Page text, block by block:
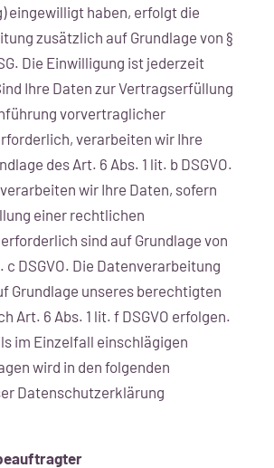
eingewilligt haben, erfolgt die
zusätzlich auf Grundlage von §
Die Einwilligung ist jederzeit
Ihre Daten zur Vertragserfüllung
vorvertraglicher
verarbeiten wir Ihre
des Art. 6 Abs. 1 lit. b DSGVO.
wir Ihre Daten, sofern
einer rechtlichen
sind auf Grundlage von
c DSGVO. Die Datenverarbeitung
Grundlage unseres berechtigten
Art. 6 Abs. 1 lit. f DSGVO erfolgen.
im Einzelfall einschlägigen
wird in den folgenden
Datenschutzerklärung